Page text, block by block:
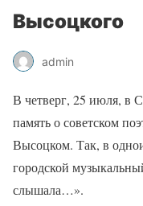
Высоцкого
admin
В четверг, 25 июля, в
память о советском
Высоцком. Так, в
городской
слышала…».